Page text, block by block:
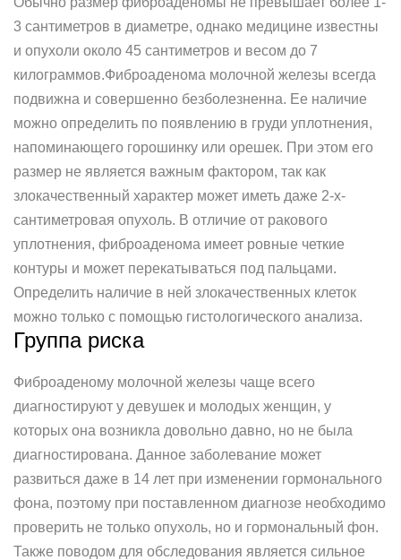
3 сантиметров в диаметре, однако медицине известны
и опухоли около 45 сантиметров и весом до 7
килограммов.Фиброаденома молочной железы всегда
подвижна и совершенно безболезненна. Ее наличие
можно определить по появлению в груди уплотнения,
напоминающего горошинку или орешек. При этом его
размер не является важным фактором, так как
злокачественный характер может иметь даже 2-х-
сантиметровая опухоль. В отличие от ракового
уплотнения, фиброаденома имеет ровные четкие
контуры и может перекатываться под пальцами.
Определить наличие в ней злокачественных клеток
можно только с помощью гистологического анализа.
Группа риска
Фиброаденому молочной железы чаще всего
диагностируют у девушек и молодых женщин, у
которых она возникла довольно давно, но не была
диагностирована. Данное заболевание может
развиться даже в 14 лет при изменении гормонального
фона, поэтому при поставленном диагнозе необходимо
проверить не только опухоль, но и гормональный фон.
Также поводом для обследования является сильное